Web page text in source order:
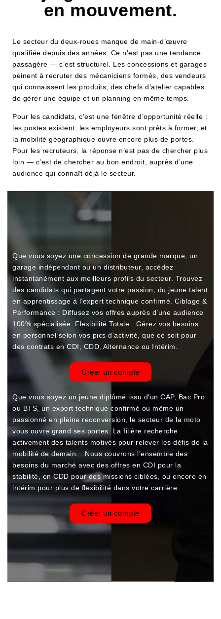
en mouvement.
Le secteur du deux-roues manque de main-d’œuvre
qualifiée depuis des années. Ce n’est pas une tendance
passagère — c’est structurel. Les concessions et garages
peinent à recruter des mécaniciens formés, des vendeurs
qui connaissent les produits, des chefs d’atelier capables
de gérer une équipe et un planning en même temps.
Pour les candidats, c’est une fenêtre d’opportunité réelle :
les postes existent, les employeurs sont prêts à former, et
la mobilité géographique ouvre encore plus de portes.
Pour les recruteurs, la réponse n’est pas de chercher plus
loin — c’est de chercher au bon endroit, auprès d’une
audience qui connaît déjà le secteur.
Que vous soyez une concession de grande marque, un
garage indépendant ou un distributeur, accédez
instantanément aux meilleurs profils du secteur. Trouvez
des candidats qui partagent votre passion, du jeune talent
en apprentissage à l’expert technique confirmé. Ciblage &
Performance : Diffusez vos offres auprès d’une audience
100% spécialisée. Flexibilité Totale : Gérez vos besoins
en personnel selon vos pics d’activité, que ce soit pour
des contrats en CDI, CDD, Alternance ou Intérim.
Créer un compte
Que vous soyez un jeune diplômé issu d’un CAP, Bac Pro
ou BTS, un expert technique confirmé ou même un
passionné en pleine reconversion, le secteur de la moto
vous ouvre grand ses portes. La filière recherche
activement des talents motivés pour relever les défis de la
mobilité de demain. . Nous couvrons l’ensemble des
besoins du marché avec des offres en CDI pour la
stabilité, en CDD pour des missions ciblées, ou encore en
intérim pour plus de flexibilité dans votre carrière.
Créer un compte